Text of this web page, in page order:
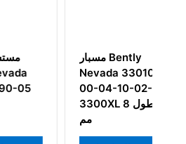
Nevada 330104-
00-04-10-02-00
3300XL بطول 8